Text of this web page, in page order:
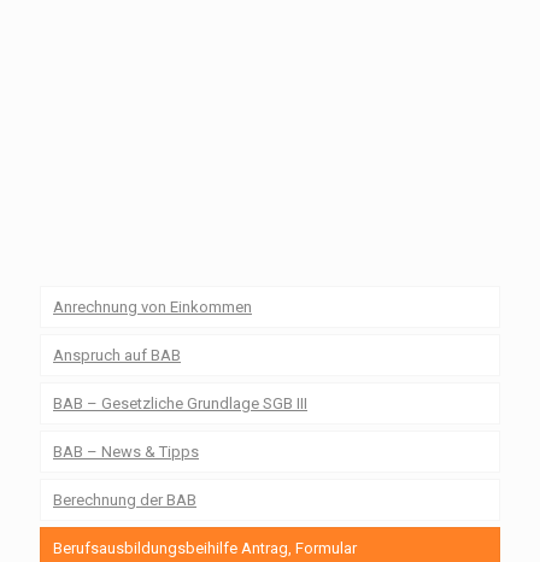
Anrechnung von Einkommen
Anspruch auf BAB
BAB – Gesetzliche Grundlage SGB III
BAB – News & Tipps
Berechnung der BAB
Berufsausbildungsbeihilfe Antrag, Formular